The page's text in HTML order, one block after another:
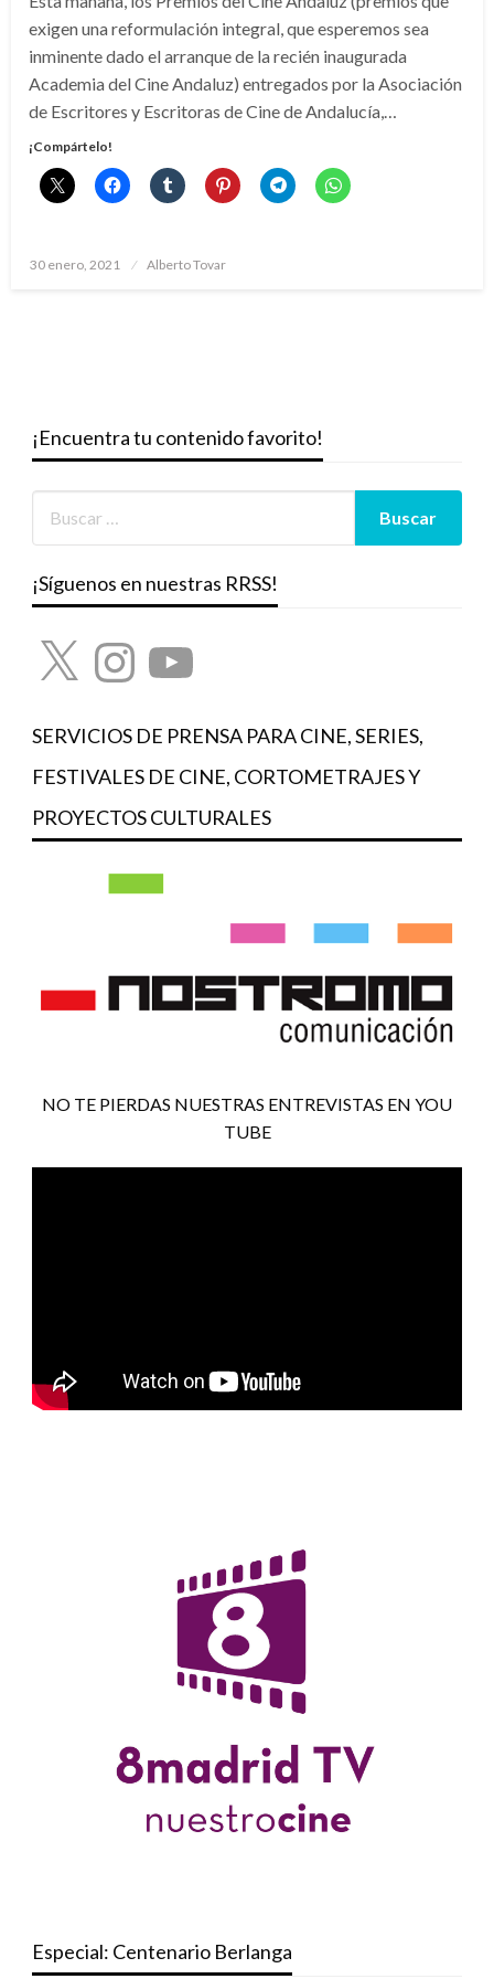
exigen una reformulación integral, que esperemos sea
inminente dado el arranque de la recién inaugurada
Academia del Cine Andaluz) entregados por la Asociación
de Escritores y Escritoras de Cine de Andalucía,…
¡Compártelo!
Publicado
30 enero, 2021 Alberto Tovar
¡Encuentra tu contenido favorito!
¡Síguenos en nuestras RRSS!
X InstagramYouTube
SERVICIOS DE PRENSA PARA CINE, SERIES,
FESTIVALES DE CINE, CORTOMETRAJES Y
PROYECTOS CULTURALES
NO TE PIERDAS NUESTRAS ENTREVISTAS EN YOU
TUBE
Especial: Centenario Berlanga